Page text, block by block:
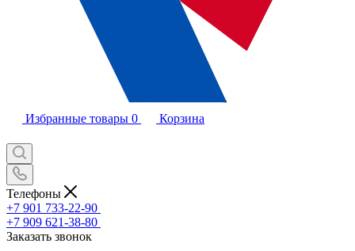
Избранные товары 0 Корзина
Телефоны
+7 901 733-22-90
+7 909 621-38-80
Заказать звонок